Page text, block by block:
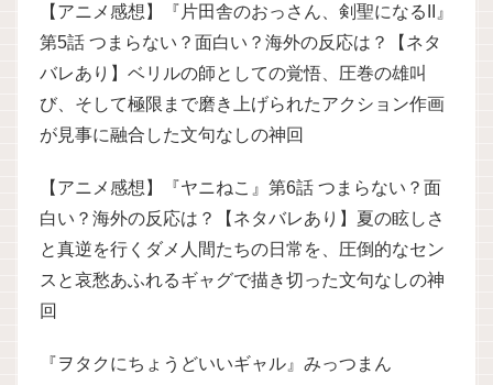
【アニメ感想】『片田舎のおっさん、剣聖になるII』
第5話 つまらない？面白い？海外の反応は？【ネタ
バレあり】ベリルの師としての覚悟、圧巻の雄叫
び、そして極限まで磨き上げられたアクション作画
が見事に融合した文句なしの神回
【アニメ感想】『ヤニねこ』第6話 つまらない？面
白い？海外の反応は？【ネタバレあり】夏の眩しさ
と真逆を行くダメ人間たちの日常を、圧倒的なセン
スと哀愁あふれるギャグで描き切った文句なしの神
回
『ヲタクにちょうどいいギャル』みっつまん